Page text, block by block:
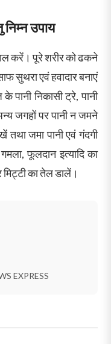
उपाय
करें। पूरे शरीर को ढकने
सुथरा एवं हवादार बनाएं
निकासी ट्रे, पानी
जगहों पर पानी न जमने
जमा पानी एवं गंदगी
फूलदान इत्यादि का
मिट्टी का तेल डालें।
EXPRESS